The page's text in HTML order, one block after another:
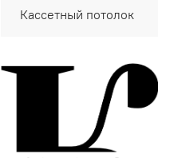
Кассетный потолок